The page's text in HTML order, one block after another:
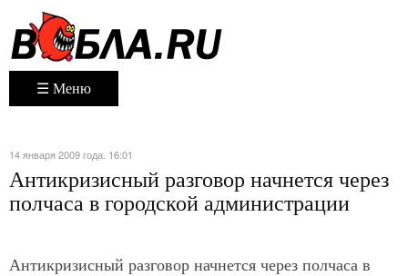
☰ Меню
14 января 2009 года. 16:01
Антикризисный разговор начнется через
полчаса в городской администрации
Антикризисный разговор начнется через полчаса в